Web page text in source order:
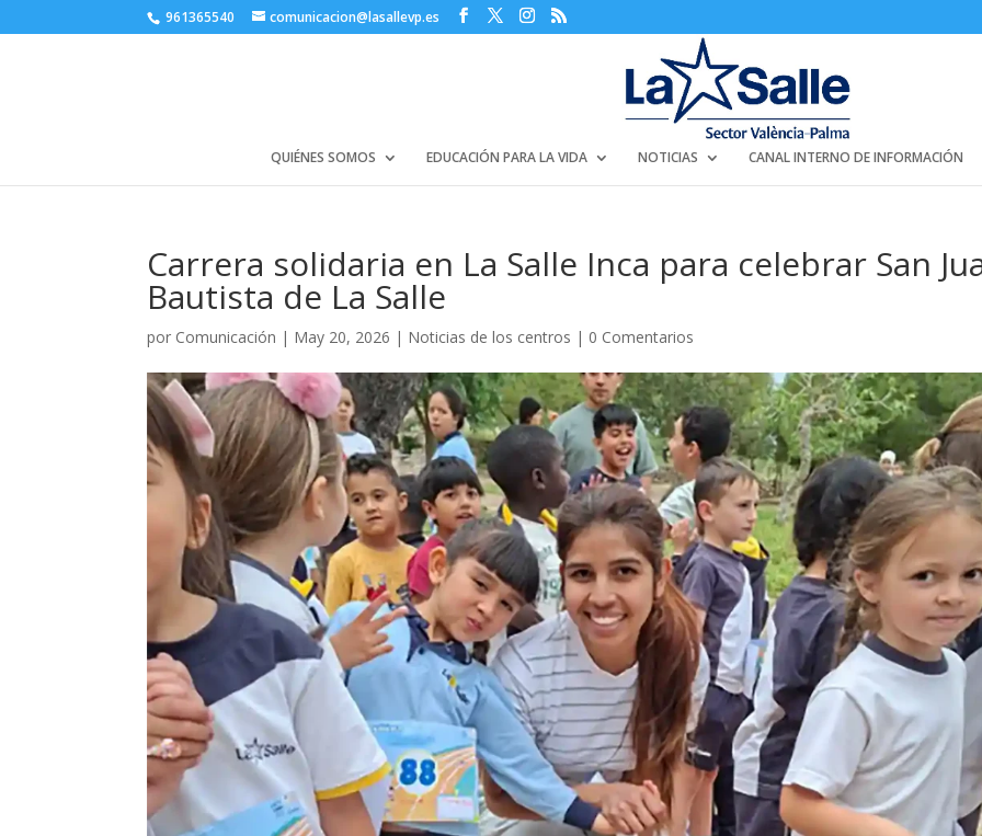
961365540 comunicacion@lasallevp.es
QUIÉNES SOMOS EDUCACIÓN PARA LA VIDA NOTICIAS CANAL INTERNO DE INFORMACIÓN
Carrera solidaria en La Salle Inca para celebrar San
Bautista de La Salle
por Comunicación | May 20, 2026 | Noticias de los centros | 0 Comentarios